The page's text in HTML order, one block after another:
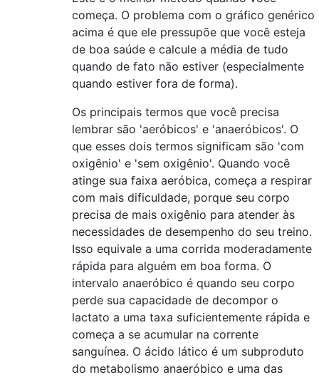
começa. O problema com o gráfico genérico
acima é que ele pressupõe que você esteja
de boa saúde e calcule a média de tudo
quando de fato não estiver (especialmente
quando estiver fora de forma).
Os principais termos que você precisa
lembrar são 'aeróbicos' e 'anaeróbicos'. O
que esses dois termos significam são 'com
oxigênio' e 'sem oxigênio'. Quando você
atinge sua faixa aeróbica, começa a respirar
com mais dificuldade, porque seu corpo
precisa de mais oxigênio para atender às
necessidades de desempenho do seu treino.
Isso equivale a uma corrida moderadamente
rápida para alguém em boa forma. O
intervalo anaeróbico é quando seu corpo
perde sua capacidade de decompor o
lactato a uma taxa suficientemente rápida e
começa a se acumular na corrente
sanguínea. O ácido lático é um subproduto
do metabolismo anaeróbico e uma das